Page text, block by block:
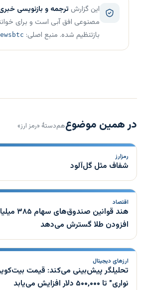
این گزارش ترجمه و بازنویسی
مصنوعی افق آبی است و برای
بازتنظیم شده. منبع اصلی:
در همین موضوعهم‌دستهٔ «رمز ارز»
رمزارز
شفاف مثل گل‌آلود
اقتصاد
هند
افزودن طلا گسترش می‌دهد
ارزهای دیجیتال
تحلیلگر پیش‌بینی می‌کند: قیمت
نواری" تا ۵۰۰,۰۰۰ دلار افزایش می‌یابد